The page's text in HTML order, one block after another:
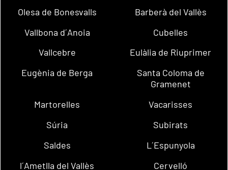
Olesa de Bonesvalls
Barberà del Vallès
Vallbona d´Anoia
Cubelles
Vallcebre
Eulàlia de Riuprimer
Eugènia de Berga
Santa Coloma de
Gramenet
Martorelles
Vacarisses
Súria
Subirats
Saldes
L´Espunyola
l´Ametlla del Vallès
Cervelló